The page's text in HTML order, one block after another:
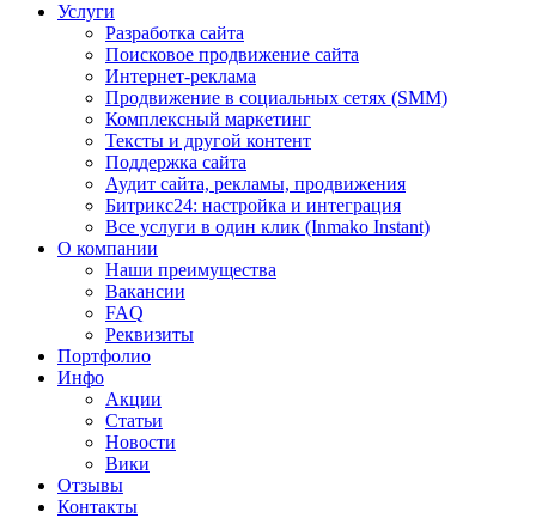
Услуги
Разработка сайта
Поисковое продвижение сайта
Интернет-реклама
Продвижение в социальных сетях (SMM)
Комплексный маркетинг
Тексты и другой контент
Поддержка сайта
Аудит сайта, рекламы, продвижения
Битрикс24: настройка и интеграция
Все услуги в один клик (Inmako Instant)
О компании
Наши преимущества
Вакансии
FAQ
Реквизиты
Портфолио
Инфо
Акции
Статьи
Новости
Вики
Отзывы
Контакты